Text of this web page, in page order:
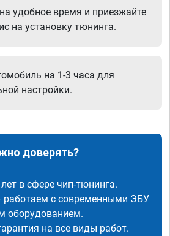
удобное время и приезжайте
на установку тюнинга.
на 1-3 часа для
настройки.
доверять?
в сфере чип-тюнинга.
работаем с современными ЭБУ
оборудованием.
на все виды работ.